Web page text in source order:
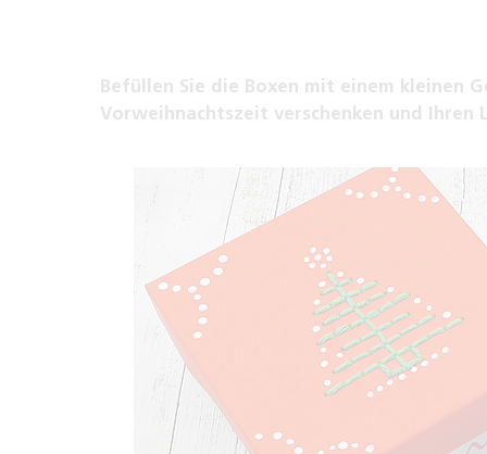
Befüllen Sie die Boxen mit einem kleinen
Vorweihnachtszeit verschenken und Ihren